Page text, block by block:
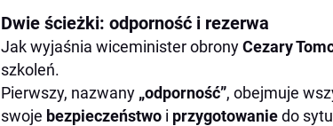
Dwie ścieżki: odporność i rezerwa
Jak wyjaśnia wiceminister obronyCezary
szkoleń.
Pierwszy, nazwany „odporność”, obejmuje
swoje bezpieczeństwo i przygotowaniedo